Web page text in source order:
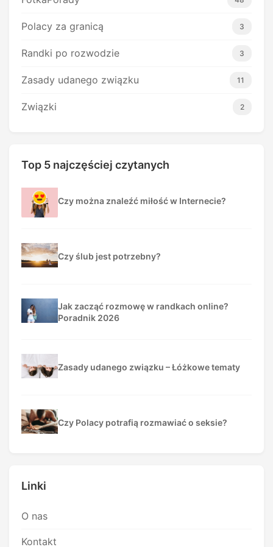
Polacy za granicą 3
Randki po rozwodzie 3
Zasady udanego związku 11
Związki 2
Top 5 najczęściej czytanych
Czy można znaleźć miłość w Internecie?
Czy ślub jest potrzebny?
Jak zacząć rozmowę w randkach online?
Poradnik 2026
Zasady udanego związku – Łóżkowe tematy
Czy Polacy potrafią rozmawiać o seksie?
Linki
O nas
Kontakt